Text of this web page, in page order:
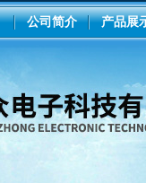
公司简介 产品展